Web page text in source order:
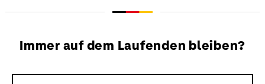
Immer auf dem Laufenden bleiben?